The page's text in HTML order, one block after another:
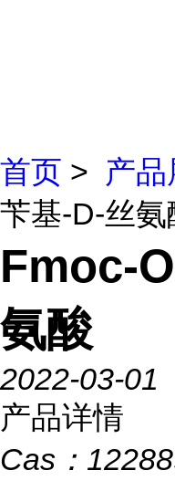
首页 > 产
苄基-D-丝氨
Fmoc-
氨酸
2022-03-01
产品详情
Cas：